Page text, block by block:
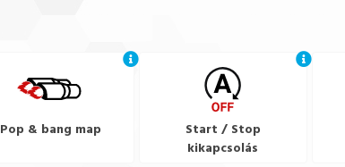
Pop & bang map
Start / Stop
kikapcsolás